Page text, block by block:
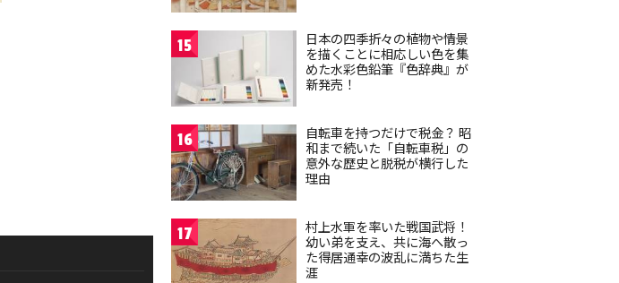
15
日本の四季折々の植物や情景
を描くことに相応しい色を集
めた水彩色鉛筆『色辞典』が
新発売！
16
自転車を持つだけで税金？ 昭
和まで続いた「自転車税」の
意外な歴史と脱税が横行した
理由
17
村上水軍を率いた戦国武将！
幼い弟を支え、共に海へ散っ
た得居通幸の波乱に満ちた生
涯